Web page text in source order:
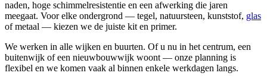
naden, hoge schimmelresistentie en een afwerking die jaren
meegaat. Voor elke ondergrond — tegel, natuursteen, kunststof, glas
of metaal — kiezen we de juiste kit en primer.
We werken in alle wijken en buurten. Of u nu in het centrum, een
buitenwijk of een nieuwbouwwijk woont — onze planning is
flexibel en we komen vaak al binnen enkele werkdagen langs.